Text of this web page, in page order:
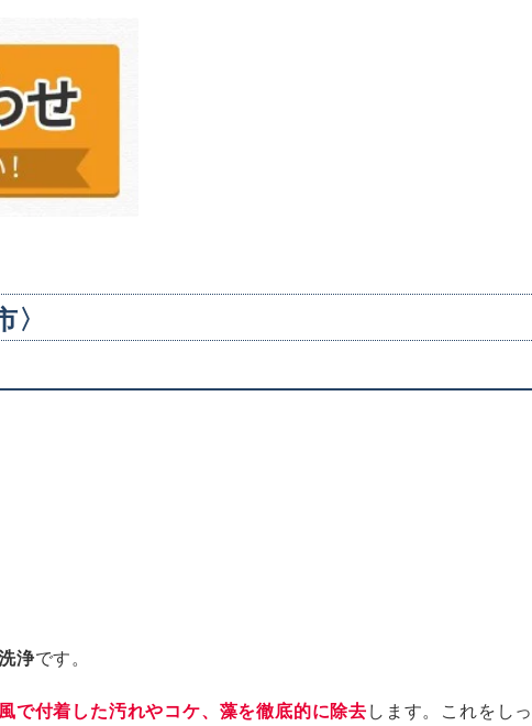
浄です。
で付着した汚れやコケ、藻を徹底的に除去 します。これをし